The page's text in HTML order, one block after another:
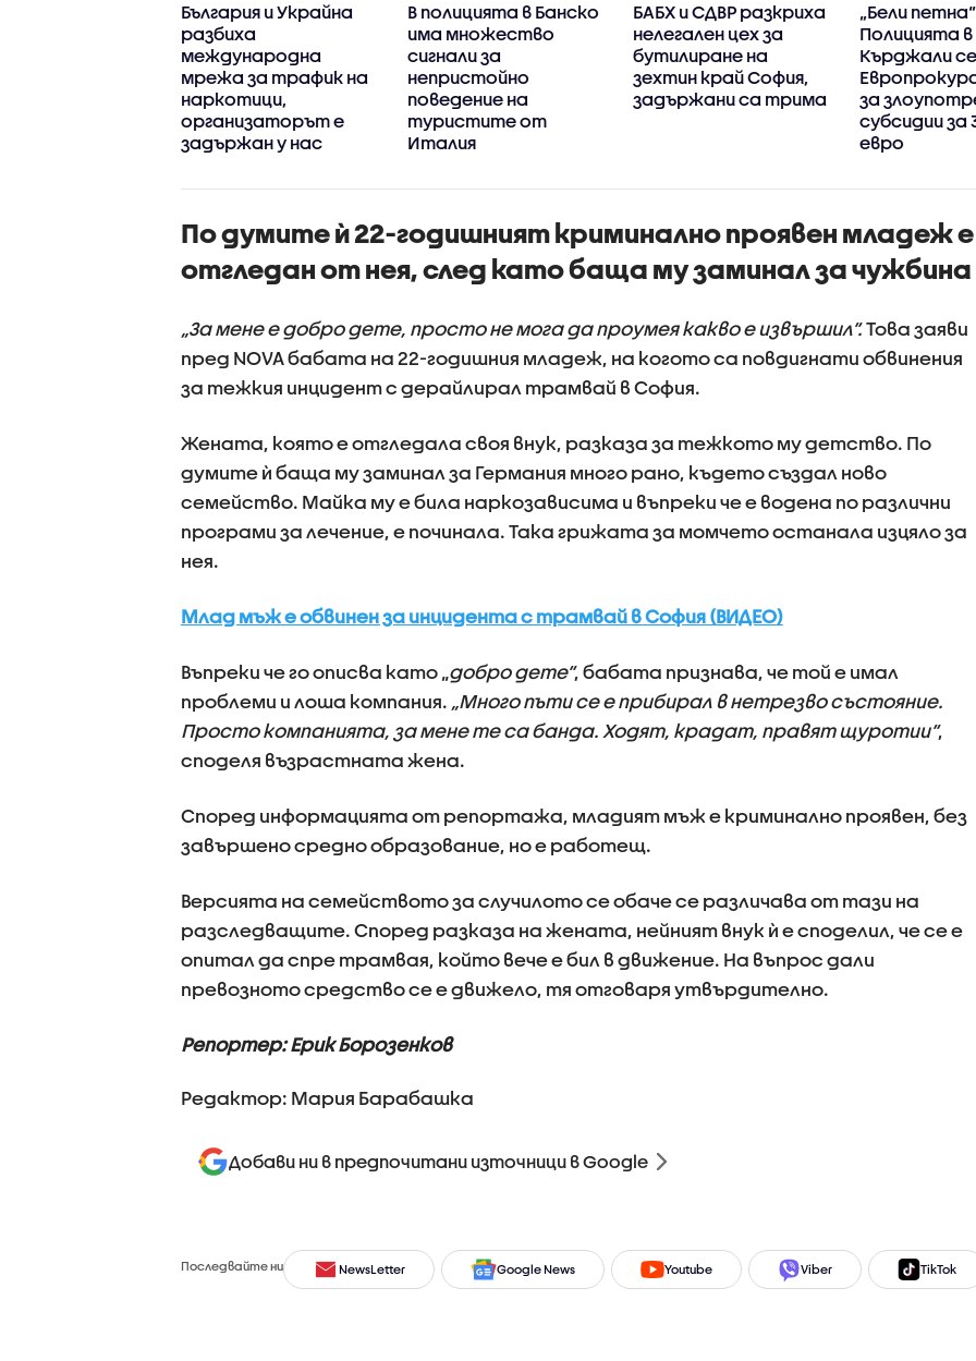
България и Украйна
разбиха
международна
мрежа за трафик на
наркотици,
организаторът е
задържан у нас
В полицията в Банско
има множество
сигнали за
непристойно
поведение на
туристите от
Италия
БАБХ и СДВР разкриха
нелегален цех за
бутилиране на
зехтин край София,
задържани са трима
„Бели петна“:
Полицията в
Кърджали
за
субсидии за
евро
По думите ѝ 22-годишният криминално проявен младеж е
отгледан от нея, след като баща му заминал за чужбина
„За мене е добро дете, просто не мога да проумея какво е извършил“.Това заяви
пред NOVA бабата на 22-годишния младеж, на когото са повдигнати обвинения
за тежкия инцидент с дерайлирал трамвай в София.
Жената, която е отгледала своя внук, разказа за тежкото му детство. По
думите ѝ баща му заминал за Германия много рано, където създал ново
семейство. Майка му е била наркозависима и въпреки че е водена по различни
програми за лечение, е починала. Така грижата за момчето останала изцяло за
нея.
Млад мъж е обвинен за инцидента с трамвай в София (ВИДЕО)
Въпреки че го описва като „добро дете“, бабата признава, че той е имал
проблеми и лоша компания. „Много пъти се е прибирал в нетрезво състояние.
Просто компанията, за мене те са банда. Ходят, крадат, правят щуротии“,
споделя възрастната жена.
Според информацията от репортажа, младият мъж е криминално проявен, без
завършено средно образование, но е работещ.
Версията на семейството за случилото се обаче се различава от тази на
разследващите. Според разказа на жената, нейният внук ѝ е споделил, че се е
опитал да спре трамвая, който вече е бил в движение. На въпрос дали
превозното средство се е движело, тя отговаря утвърдително.
Репортер: Ерик Борозенков
Редактор: Мария Барабашка
Добави ни в предпочитани източници в Google
Последвайте ни NewsLetter Google News Youtube Viber TikTok